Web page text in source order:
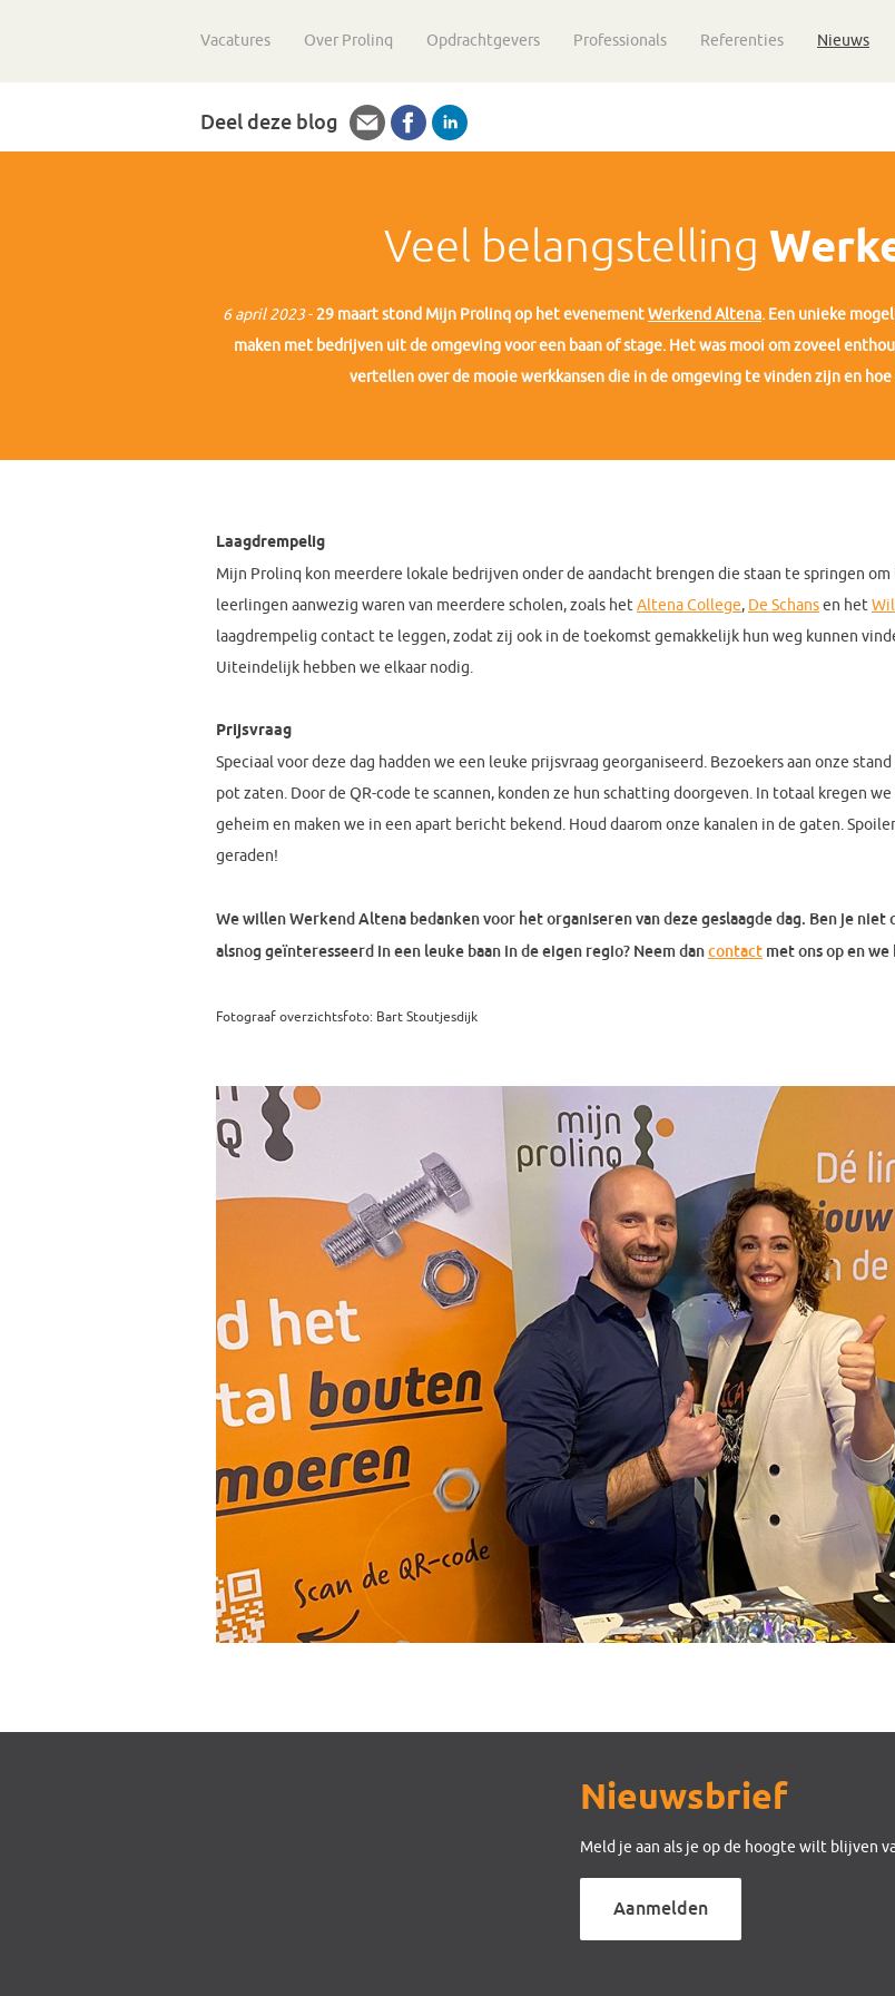
Vacatures Over Prolinq Opdrachtgevers Professionals Referenties Nieuws
Deel deze blog
Veel belangstelling
6 april 2023- 29 maart stond Mijn Prolinq op het evenementWerkend Altena. Een unieke
maken met bedrijven uit de omgeving voor een baan of stage. Het was mooi om zoveel
vertellen over de mooie werkkansen die in de omgeving te vinden zijn en
Laagdrempelig
Mijn Prolinq kon meerdere lokale bedrijven onder de aandacht brengen die staan te springen
leerlingen aanwezig waren van meerdere scholen, zoals hetAltena College, De Schansen het
laagdrempelig contact te leggen, zodat zij ook in de toekomst gemakkelijk hun weg kunnen
Uiteindelijk hebben we elkaar nodig.
Prijsvraag
Speciaal voor deze dag hadden we een leuke prijsvraag georganiseerd. Bezoekers aan onze
pot zaten. Door de QR-code te scannen, konden ze hun schatting doorgeven. In totaal kregen
geheim en maken we in een apart bericht bekend. Houd daarom onze kanalen in de gaten.
geraden!
We willen Werkend Altena bedanken voor het organiseren van deze geslaagde dag. Ben je
alsnog geïnteresseerd in een leuke baan in de eigen regio? Neem dancontact met ons op en
Fotograaf overzichtsfoto: Bart Stoutjesdijk
Nieuwsbrief
Meld je aan als je op de hoogte wilt blijven
Aanmelden